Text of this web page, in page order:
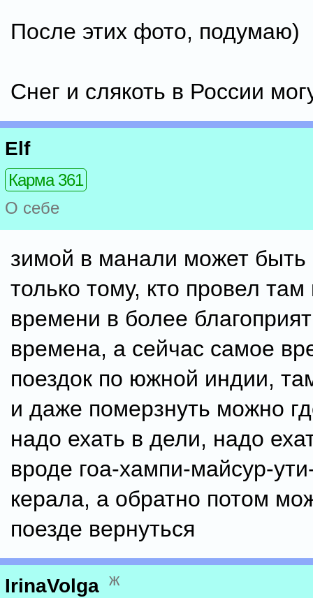
После этих фото, подумаю)
Снег и слякоть в России
Elf
Карма 361
О себе
зимой в манали может быть
только тому, кто провел там
времени в более
времена, а сейчас самое
поездок по южной индии,
и даже померзнуть можно
надо ехать в дели, надо
вроде гоа-хампи-майсур-
керала, а обратно потом
поезде вернуться
IrinaVolga ж